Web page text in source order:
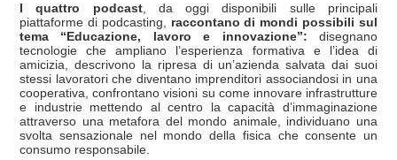
I quattro podcast, da oggi disponibili sulle principali
piattaforme di podcasting, raccontano di mondi possibili sul
tema “Educazione, lavoro e innovazione”: disegnano
tecnologie che ampliano l’esperienza formativa e l’idea di
amicizia, descrivono la ripresa di un’azienda salvata dai suoi
stessi lavoratori che diventano imprenditori associandosi in una
cooperativa, confrontano visioni su come innovare infrastrutture
e industrie mettendo al centro la capacità d’immaginazione
attraverso una metafora del mondo animale, individuano una
svolta sensazionale nel mondo della fisica che consente un
consumo responsabile.